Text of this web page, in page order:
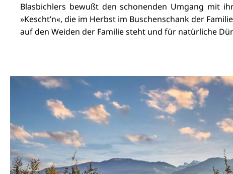
Blasbichlers bewußt den schonenden Umgang mit
»Kescht’n«, die im Herbst im Buschenschank der
auf den Weiden der Familie steht und für natürliche